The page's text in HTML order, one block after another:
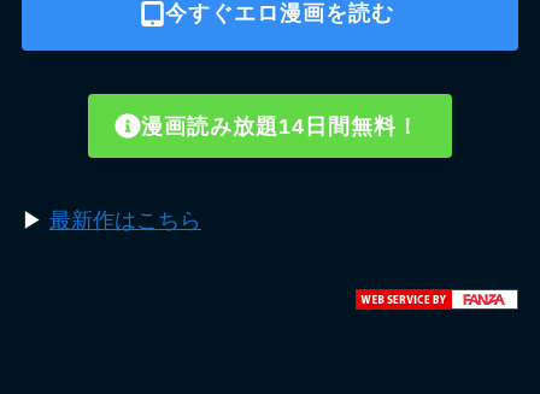
今すぐエロ漫画を読む
漫画読み放題14日間無料！
▶︎ 最新作はこちら